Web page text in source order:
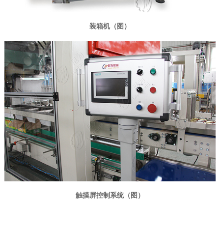
装箱机（图）
触摸屏控制系统（图）